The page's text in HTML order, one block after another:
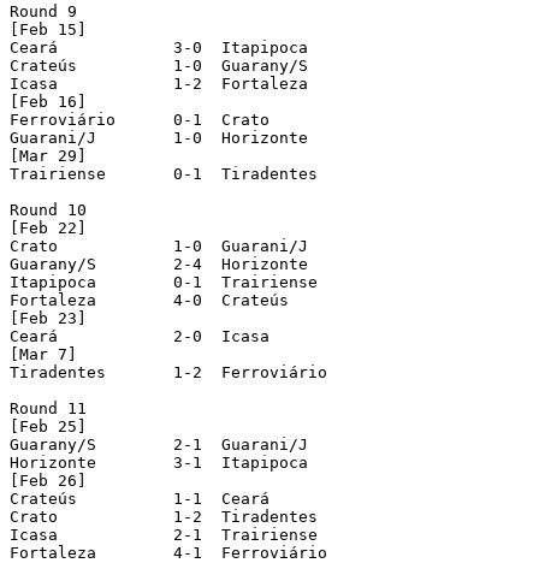
Round 9
[Feb 15]
Ceará 		 3-0  Itapipoca
Crateús 	 1-0  Guarany/S
Icasa 		 1-2  Fortaleza
[Feb 16]
Ferroviário 	 0-1  Crato
Guarani/J 	 1-0  Horizonte
[Mar 29]
Trairiense 	 0-1  Tiradentes
Round 10
[Feb 22]
Crato 		 1-0  Guarani/J
Guarany/S 	 2-4  Horizonte
Itapipoca 	 0-1  Trairiense
Fortaleza 	 4-0  Crateús
[Feb 23]
Ceará 		 2-0  Icasa
[Mar 7]
Tiradentes 	 1-2  Ferroviário
Round 11
[Feb 25]
Guarany/S 	 2-1  Guarani/J
Horizonte 	 3-1  Itapipoca
[Feb 26]
Crateús 	 1-1  Ceará
Crato 		 1-2  Tiradentes
Icasa 		 2-1  Trairiense
Fortaleza 	 4-1  Ferroviário